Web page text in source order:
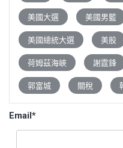
美國大選 美國男籃
美國總統大選 美股
荷姆茲海峽 謝霆鋒
郭富城 關稅
Email*